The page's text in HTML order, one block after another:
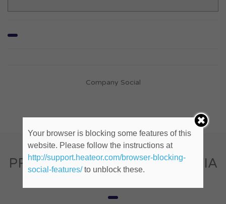
Company Social
PRODUCTORA DE FOTOGRAFIA
Your browser is blocking some features of this
website. Please follow the instructions at
http://support.heateor.com/browser-blocking-
social-features/to unblock these.